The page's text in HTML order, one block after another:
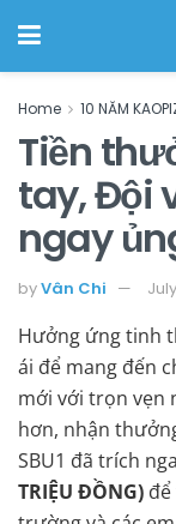
Home 10 NĂM
Tiền
tay, Đội
ngay
byVân Chi
Hưởng ứng tinh
ái để mang đến
mới với trọn vẹn
hơn, nhận
SBU1 đã trích
TRIỆU ĐỒNG)